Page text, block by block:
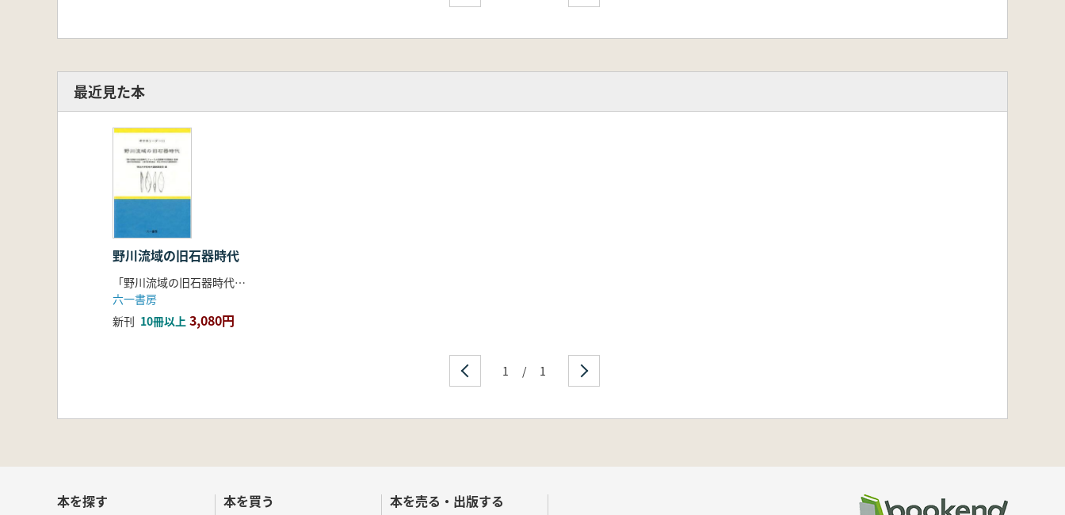
最近見た本
野川流域の旧石器時代
「野川流域の旧石器時代」フォーラム記録集刊行委員会 調布市教育委員会・三鷹市教育委員会・明治大学校地内遺跡調査団 監修
六一書房
新刊 10冊以上 3,080円
1 / 1
本を探す 本を買う 本を売る・出版する